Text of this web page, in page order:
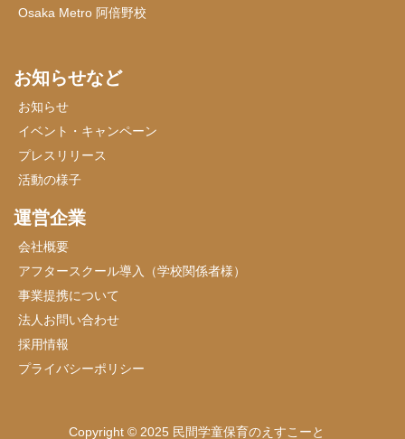
Osaka Metro 阿倍野校
お知らせなど
お知らせ
イベント・キャンペーン
プレスリリース
活動の様子
運営企業
会社概要
アフタースクール導入（学校関係者様）
事業提携について
法人お問い合わせ
採用情報
プライバシーポリシー
Copyright © 2025 民間学童保育のえすこーと